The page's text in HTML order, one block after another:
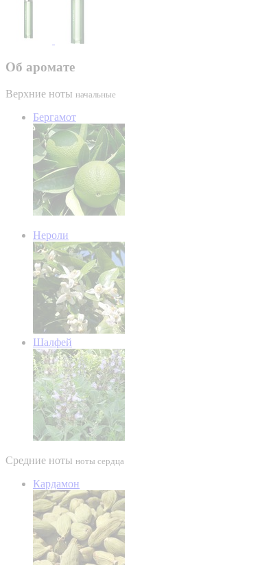
Об аромате
Верхние ноты начальные
Бергамот
Нероли
Шалфей
Средние ноты ноты сердца
Кардамон